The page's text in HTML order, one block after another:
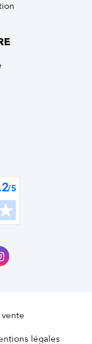
légales